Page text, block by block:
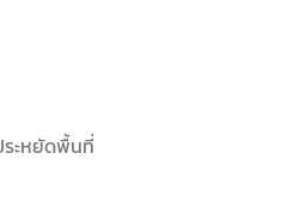
ระหยัดพื้นที่